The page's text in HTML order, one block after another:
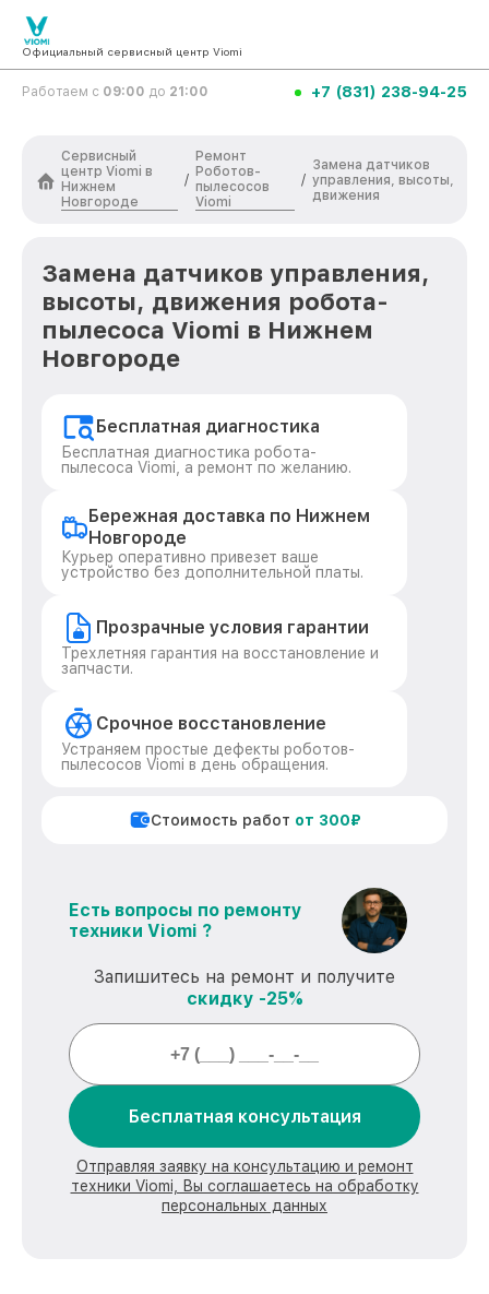
Официальный сервисный центр Viomi
Работаем с 09:00 до 21:00 +7 (831) 238-94-25
Сервисный
центр Viomi в
Нижнем
Новгороде
/
Ремонт
Роботов-
пылесосов
Viomi
/
Замена датчиков
управления, высоты,
движения
Замена датчиков управления,
высоты, движения робота-
пылесоса Viomi в Нижнем
Новгороде
Бесплатная диагностика
Бесплатная диагностика робота-
пылесоса Viomi, а ремонт по желанию.
Бережная доставка по Нижнем
Новгороде
Курьер оперативно привезет ваше
устройство без дополнительной платы.
Прозрачные условия гарантии
Трехлетняя гарантия на восстановление и
запчасти.
Срочное восстановление
Устраняем простые дефекты роботов-
пылесосов Viomi в день обращения.
Стоимость работ от 300₽
Есть вопросы по ремонту
техники Viomi ?
Запишитесь на ремонт и получите
скидку -25%
Бесплатная консультация
Отправляя заявку на консультацию и ремонт
техники Viomi, Вы соглашаетесь на обработку
персональных данных